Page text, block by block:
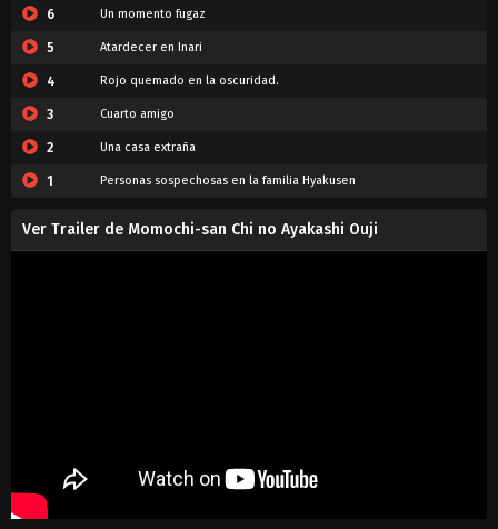
6 Un momento fugaz
5 Atardecer en Inari
4 Rojo quemado en la oscuridad.
3 Cuarto amigo
2 Una casa extraña
1 Personas sospechosas en la familia Hyakusen
Ver Trailer de Momochi-san Chi no Ayakashi Ouji